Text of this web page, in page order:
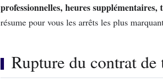
professionnelles, heures
résume pour vous les arrêts les plus
Rupture du contrat de